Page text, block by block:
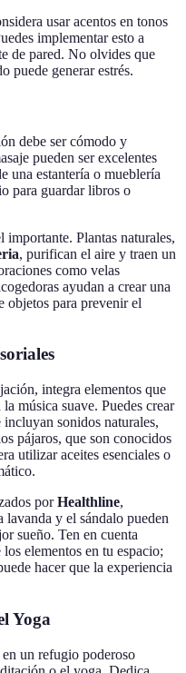
usar acentos en tonos
implementar esto a
de pared. No olvides que
puede generar estrés.
debe ser cómodo y
pueden ser excelentes
una estantería o mueblería
para guardar libros o
Plantas naturales,
, purifican el aire y traen un
como velas
ayudan a crear una
objetos para prevenir el
integra elementos que
música suave. Puedes crear
sonidos naturales,
pájaros, que son conocidos
utilizar aceites esenciales o
porHealthline,
lavanda y el sándalo pueden
sueño. Ten en cuenta
elementos en tu espacio;
hacer que la experiencia
Yoga
un refugio poderoso